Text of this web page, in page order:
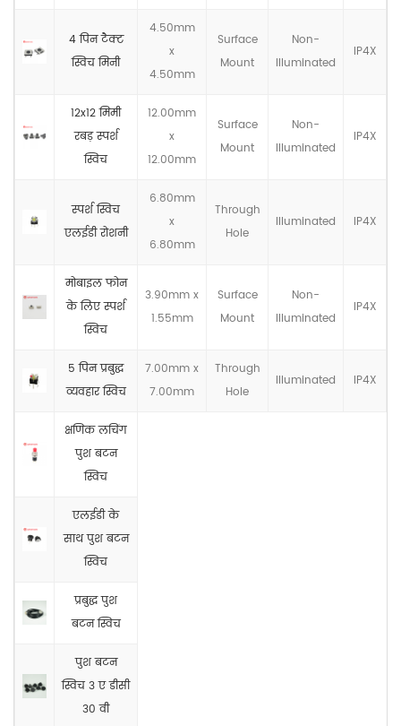
4 पिन टैक्ट
स्विच मिनी
4.50mm
x
4.50mm
Surface
Mount
Non-
llluminated
IP4X
12x12 मिमी
रबड़ स्पर्श
स्विच
12.00mm
x
12.00mm
Surface
Mount
Non-
llluminated
IP4X
स्पर्श स्विच
एलईडी रोशनी
6.80mm
x
6.80mm
Through
Hole
llluminated IP4X
मोबाइल फोन
के लिए स्पर्श
स्विच
3.90mm x
1.55mm
Surface
Mount
Non-
llluminated
IP4X
5 पिन प्रबुद्ध
व्यवहार स्विच
7.00mm x
7.00mm
Through
Hole
llluminated IP4X
क्षणिक लचिंग
पुश बटन
स्विच
एलईडी के
साथ पुश बटन
स्विच
प्रबुद्ध पुश
बटन स्विच
पुश बटन
स्विच 3 ए डीसी
30 वी